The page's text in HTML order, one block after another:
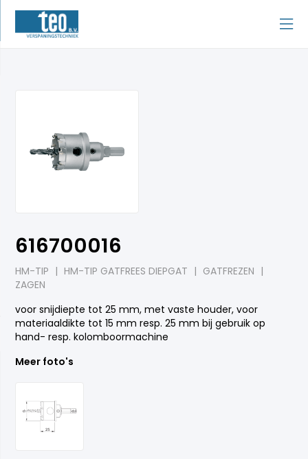
616700016
HM-TIP | HM-TIP GATFREES DIEPGAT | GATFREZEN |
ZAGEN
voor snijdiepte tot 25 mm, met vaste houder, voor
materiaaldikte tot 15 mm resp. 25 mm bij gebruik op
hand- resp. kolomboormachine
Meer foto's